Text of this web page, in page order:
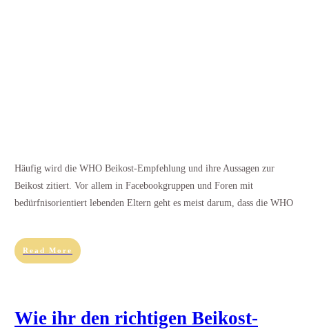
Häufig wird die WHO Beikost-Empfehlung und ihre Aussagen zur
Beikost zitiert. Vor allem in Facebookgruppen und Foren mit
bedürfnisorientiert lebenden Eltern geht es meist darum, dass die WHO
Read More
Wie ihr den richtigen Beikost-